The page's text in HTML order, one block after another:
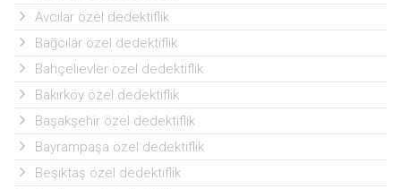
Avcılar özel dedektiflik
Bağcılar özel dedektiflik
Bahçelievler özel dedektiflik
Bakırköy özel dedektiflik
Başakşehir özel dedektiflik
Bayrampaşa özel dedektiflik
Beşiktaş özel dedektiflik